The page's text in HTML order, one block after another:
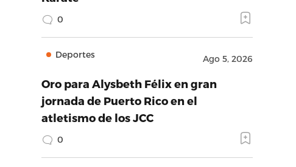
0
Deportes Ago 5, 2026
Oro para Alysbeth Félix en gran
jornada de Puerto Rico en el
atletismo de los JCC
0